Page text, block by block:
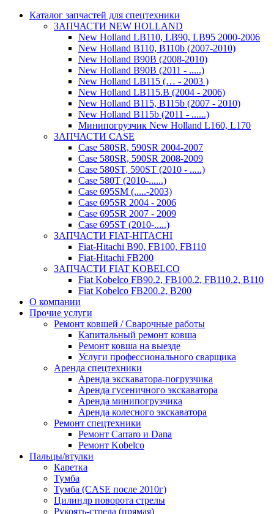
Каталог запчастей для спецтехники
ЗАПЧАСТИ NEW HOLLAND
New Holland LB110, LB90, LB95 2000-2006
New Holland B110, B110b (2007-2010)
New Holland B90B (2008-2010)
New Holland B90B (2011 - .....)
New Holland LB115 (… - 2003 )
New Holland LB115.B (2004 - 2006)
New Holland B115, B115b (2007 - 2010)
New Holland B115b (2011 - ......)
Минипогрузчик New Holland L160, L170
ЗАПЧАСТИ CASE
Case 580SR, 590SR 2004-2007
Case 580SR, 590SR 2008-2009
Case 580ST, 590ST (2010 - .....)
Case 580T (2010-......)
Case 695SM (.....-2003)
Case 695SR 2004 - 2006
Case 695SR 2007 - 2009
Case 695ST (2010-.....)
ЗАПЧАСТИ FIAT-HITACHI
Fiat-Hitachi B90, FB100, FB110
Fiat-Hitachi FB200
ЗАПЧАСТИ FIAT KOBELCO
Fiat Kobelco FB90.2, FB100.2, FB110.2, B110
Fiat Kobelco FB200.2, B200
О компании
Прочие услуги
Ремонт ковшей / Сварочные работы
Капитальный ремонт ковша
Ремонт ковша на выезде
Услуги профессионального сварщика
Аренда спецтехники
Аренда экскаватора-погрузчика
Аренда гусеничного экскаватора
Аренда минипогрузчика
Аренда колесного экскаватора
Ремонт спецтехники
Ремонт Carraro и Dana
Ремонт Kobelco
Пальцы/втулки
Каретка
Тумба
Тумба (CASE после 2010г)
Цилиндр поворота стрелы
Рукоять-стрела (прямая)